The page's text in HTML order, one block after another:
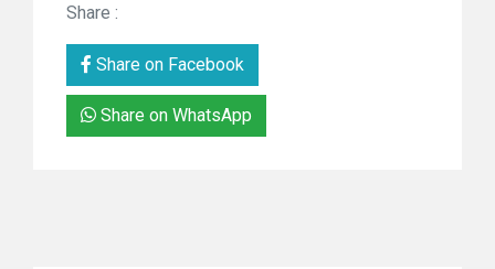
Share :
Share on Facebook
Share on WhatsApp